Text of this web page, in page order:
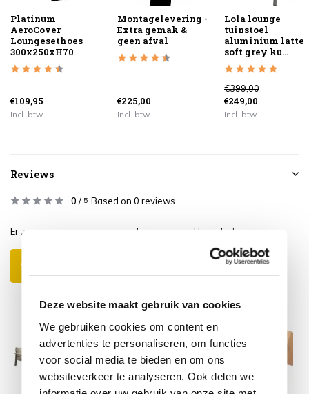
Deze website maakt gebruik van cookies
We gebruiken cookies om content en
advertenties te personaliseren, om functies
voor social media te bieden en om ons
websiteverkeer te analyseren. Ook delen we
Platinum
AeroCover
Loungesethoes
300x250xH70
€109,95
Incl. btw
Montagelevering -
Extra gemak &
geen afval
€225,00
Incl. btw
Lola lounge
tuinstoel
aluminium latte
soft grey ku...
€399,00
€249,00
Incl. btw
Reviews
0 / 5 Based on 0 reviews
Er zijn nog geen reviews geschreven over dit product..
Schrijf je eigen review